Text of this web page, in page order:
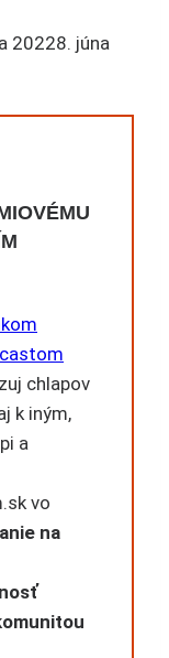
20228. júna
chlapov
k iným,
a
vo
na